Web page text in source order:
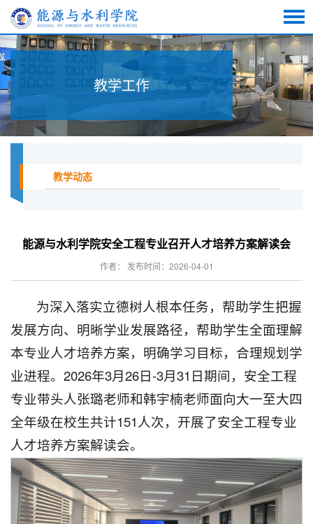
教学工作
教学动态
能源与水利学院安全工程专业召开人才培养方案解读会
作者： 发布时间：2026-04-01
为深入落实立德树人根本任务，帮助学生把握
发展方向、明晰学业发展路径，帮助学生全面理解
本专业人才培养方案，明确学习目标，合理规划学
业进程。2026年3月26日-3月31日期间，安全工程
专业带头人张璐老师和韩宇楠老师面向大一至大四
全年级在校生共计151人次，开展了安全工程专业
人才培养方案解读会。